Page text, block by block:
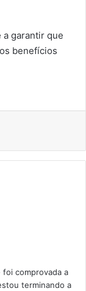
a garantir que
benefícios
foi comprovada a
terminando a